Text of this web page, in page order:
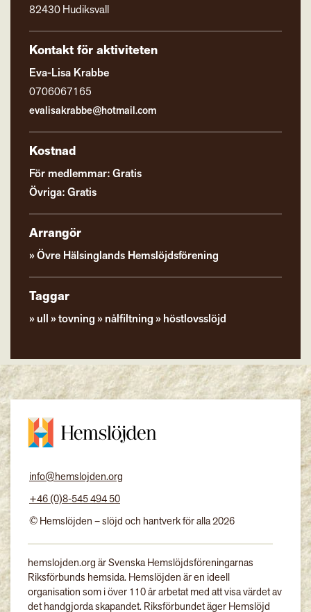
82430 Hudiksvall
Kontakt för aktiviteten
Eva-Lisa Krabbe
0706067165
evalisakrabbe@hotmail.com
Kostnad
För medlemmar: Gratis
Övriga: Gratis
Arrangör
Övre Hälsinglands Hemslöjdsförening
Taggar
ull tovning nålfiltning höstlovsslöjd
info@hemslojden.org
+46 (0)8-545 494 50
© Hemslöjden – slöjd och hantverk för alla 2026
hemslojden.org är Svenska Hemslöjdsföreningarnas
Riksförbunds hemsida. Hemslöjden är en ideell
organisation som i över 110 år arbetat med att visa värdet av
det handgjorda skapandet. Riksförbundet äger Hemslöjd